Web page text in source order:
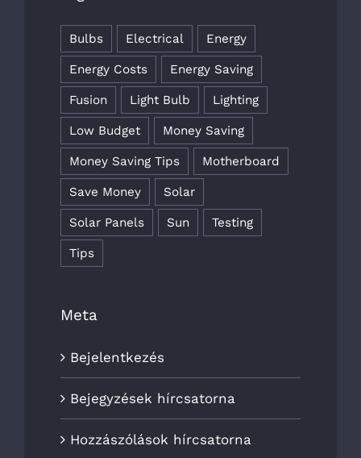
Bulbs Electrical Energy
Energy Costs Energy Saving
Fusion Light Bulb Lighting
Low Budget Money Saving
Money Saving Tips Motherboard
Save Money Solar
Solar Panels Sun Testing
Tips
Meta
Bejelentkezés
Bejegyzések hírcsatorna
Hozzászólások hírcsatorna